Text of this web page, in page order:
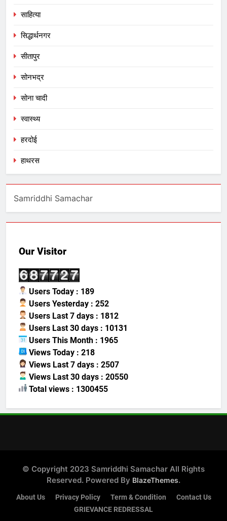
साहित्या
सिद्धार्थनगर
सीतापुर
सोनभद्र
सोना चादी
स्वास्थ्य
हरदोई
हाथरस
Samriddhi Samachar
Our Visitor
Users Today : 189
Users Yesterday : 252
Users Last 7 days : 1812
Users Last 30 days : 10131
Users This Month : 1965
Views Today : 218
Views Last 7 days : 2507
Views Last 30 days : 20550
Total views : 1300455
© Copyright 2023 Samriddhi Samachar All Rights
Reserved. Powered By BlazeThemes.
About Us Privacy Policy Term & Condition
Contact Us
GRIEVANCE REDRESSAL